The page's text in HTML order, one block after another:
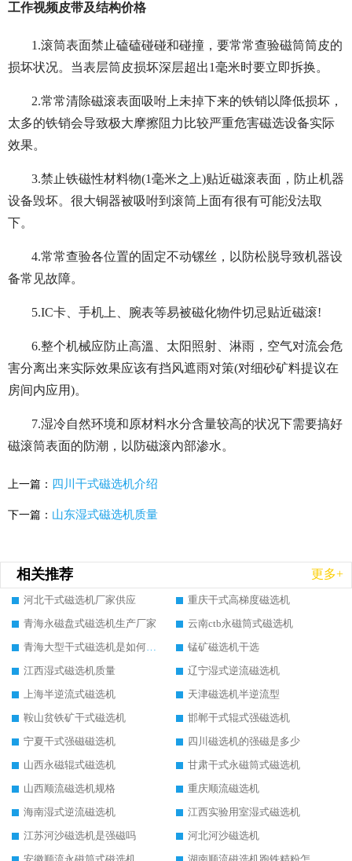
工作视频皮带及结构价格
1.滚筒表面禁止磕磕碰碰和碰撞，要常常查验磁筒筒皮的
损坏状况。当表层筒皮损坏深层超出1毫米时要立即拆换。
2.常常清除磁滚表面吸咐上未掉下来的铁销以降低损坏，
太多的铁销会导致极大摩擦阻力比较严重危害磁选设备实际
效果。
3.禁止铁磁性材料物(1毫米之上)贴近磁滚表面，防止机器
设备毁坏。很大铜器被吸咐到滚筒上面有很有可能没法取
下。
4.常常查验各位置的固定不动镙丝，以防松脱导致机器设
备常见故障。
5.IC卡、手机上、腕表等易被磁化物件切忌贴近磁滚!
6.整个机械应防止高溫、太阳照射、淋雨，空气对流会危
害分离出来实际效果应该有挡风遮雨对策(对细砂矿料提议在
房间内应用)。
7.湿冷自然环境和原材料水分含量较高的状况下需要搞好
磁滚筒表面的防潮，以防磁滚內部渗水。
上一篇： 四川干式磁选机介绍
下一篇： 山东湿式磁选机质量
相关推荐 更多+
河北干式磁选机厂家供应
重庆干式高梯度磁选机
青海永磁盘式磁选机生产厂家
云南ctb永磁筒式磁选机
青海大型干式磁选机是如何选矿的
锰矿磁选机干选
江西湿式磁选机质量
辽宁湿式逆流磁选机
上海半逆流式磁选机
天津磁选机半逆流型
鞍山贫铁矿干式磁选机
邯郸干式辊式强磁选机
宁夏干式强磁磁选机
四川磁选机的强磁是多少
山西永磁辊式磁选机
甘肃干式永磁筒式磁选机
山西顺流磁选机规格
重庆顺流磁选机
海南湿式逆流磁选机
江西实验用室湿式磁选机
江苏河沙磁选机是强磁吗
河北河沙磁选机